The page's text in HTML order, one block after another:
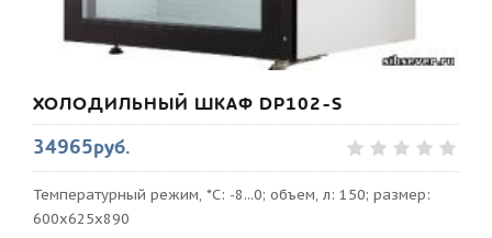
ХОЛОДИЛЬНЫЙ ШКАФ DP102-S
34965руб.
Температурный режим, *С: -8...0; объем, л: 150; размер:
600х625х890